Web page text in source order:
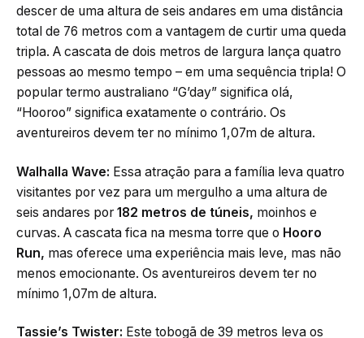
descer de uma altura de seis andares em uma distância
total de 76 metros com a vantagem de curtir uma queda
tripla. A cascata de dois metros de largura lança quatro
pessoas ao mesmo tempo – em uma sequência tripla! O
popular termo australiano “G’day” significa olá,
“Hooroo” significa exatamente o contrário. Os
aventureiros devem ter no mínimo 1,07m de altura.
Walhalla Wave: Essa atração para a família leva quatro
visitantes por vez para um mergulho a uma altura de
seis andares por 182 metros de túneis, moinhos e
curvas. A cascata fica na mesma torre que o Hooro
Run, mas oferece uma experiência mais leve, mas não
menos emocionante. Os aventureiros devem ter no
mínimo 1,07m de altura.
Tassie’s Twister: Este tobogã de 39 metros leva os